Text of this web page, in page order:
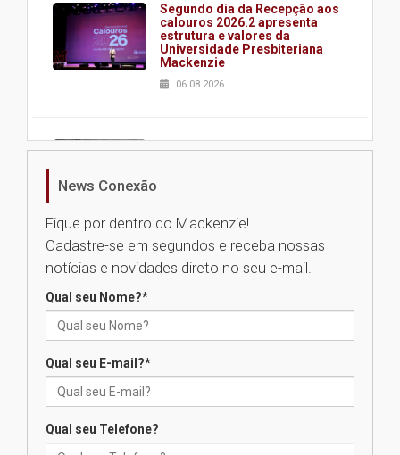
Segundo dia da Recepção aos
calouros 2026.2 apresenta
estrutura e valores da
Universidade Presbiteriana
Mackenzie
06.08.2026
Nova apresentação do Centro
Universidade Mackenzie
realizará nova edição da Feira
das novas tecnologias em
News Conexão
Fique por dentro do Mackenzie!
Cadastre-se em segundos e receba nossas
notícias e novidades direto no seu e-mail.
Qual seu Nome?*
Qual seu E-mail?*
Qual seu Telefone?